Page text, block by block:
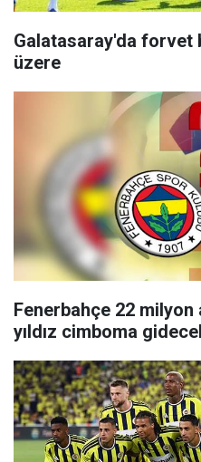
Galatasaray'da forvet
üzere
Fenerbahçe 22 milyon
yıldız cimboma